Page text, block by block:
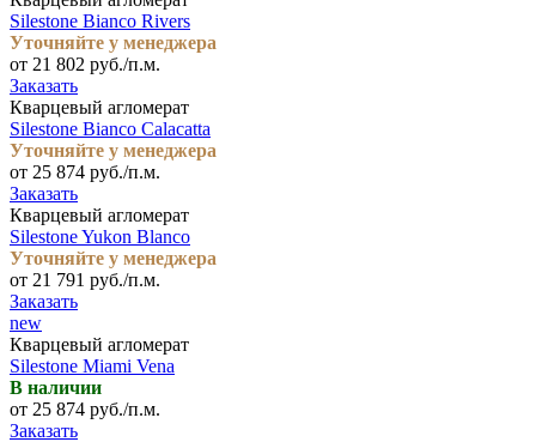
Silestone Bianco Rivers
Уточняйте у менеджера
от 21 802 руб./п.м.
Заказать
Кварцевый агломерат
Silestone Bianco Calacatta
Уточняйте у менеджера
от 25 874 руб./п.м.
Заказать
Кварцевый агломерат
Silestone Yukon Blanco
Уточняйте у менеджера
от 21 791 руб./п.м.
Заказать
new
Кварцевый агломерат
Silestone Miami Vena
В наличии
от 25 874 руб./п.м.
Заказать